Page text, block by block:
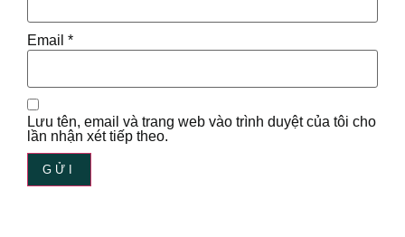
Email *
Lưu tên, email và trang web vào trình duyệt của tôi cho
lần nhận xét tiếp theo.